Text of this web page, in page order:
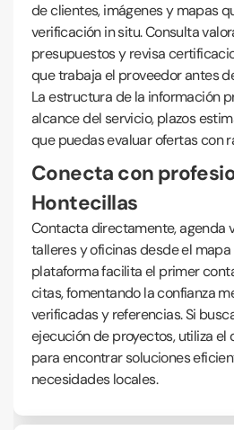
de clientes, imágenes y mapas
verificación in situ. Consulta
presupuestos y revisa
que trabaja el proveedor antes
La estructura de la información
alcance del servicio, plazos
que puedas evaluar ofertas con
Conecta con
Hontecillas
Contacta directamente, agenda
talleres y oficinas desde el mapa
plataforma facilita el primer
citas, fomentando la confianza
verificadas y referencias. Si
ejecución de proyectos, utiliza el
para encontrar soluciones
necesidades locales.